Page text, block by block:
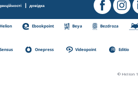
| довідка
Helion Ebookpoint Beya Bezdroza
Sensus Onepress Videopoint Editio
© Helion